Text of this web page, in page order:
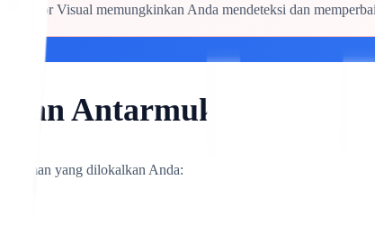
Editor Visual memungkinkan Anda mendeteksi dan
Antarmuka
yang dilokalkan Anda: